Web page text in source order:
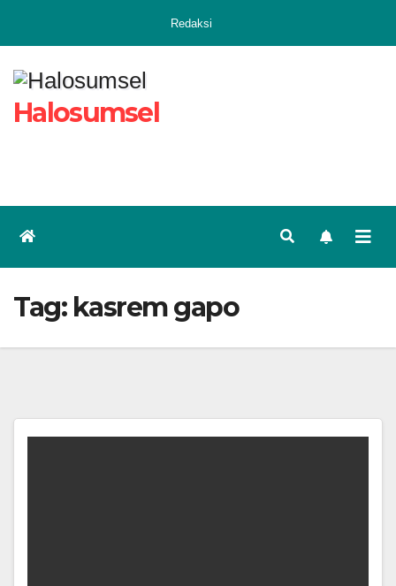
Redaksi
Halosumsel
Tag: kasrem gapo